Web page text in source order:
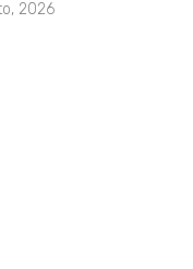
2026